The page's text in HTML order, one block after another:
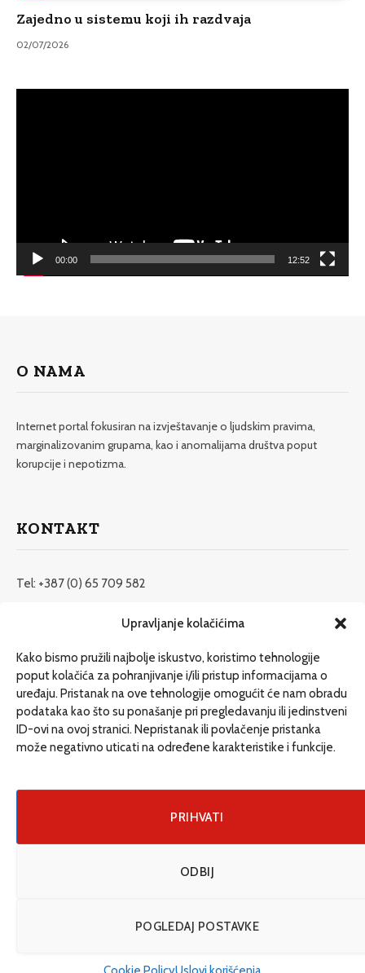
Upravljanje kolačićima
Kako bismo pružili najbolje iskustvo, koristimo tehnologije
poput kolačića za pohranjivanje i/ili pristup informacijama o
uređaju. Pristanak na ove tehnologije omogućit će nam obradu
podataka kao što su ponašanje pri pregledavanju ili jedinstveni
ID-ovi na ovoj stranici. Nepristanak ili povlačenje pristanka
može negativno uticati na određene karakteristike i funkcije.
PRIHVATI
ODBIJ
POGLEDAJ POSTAVKE
Zajedno u sistemu koji ih razdvaja
02/07/2026
00:00 12:52
O NAMA
Internet portal fokusiran na izvještavanje o ljudskim pravima,
marginalizovanim grupama, kao i anomalijama društva poput
korupcije i nepotizma.
KONTAKT
Tel: +387 (0) 65 709 582
redakcija@etrafika.net
Dosije
Drugi pišu
Društvo
Cookie Policy (EU)